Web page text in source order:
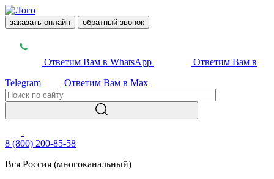
заказать онлайн обратный звонок
Ответим Вам в WhatsApp
Ответим Вам в
Telegram
Ответим Вам в Max
8 (800) 200-85-58
Вся Россия (многоканальный)